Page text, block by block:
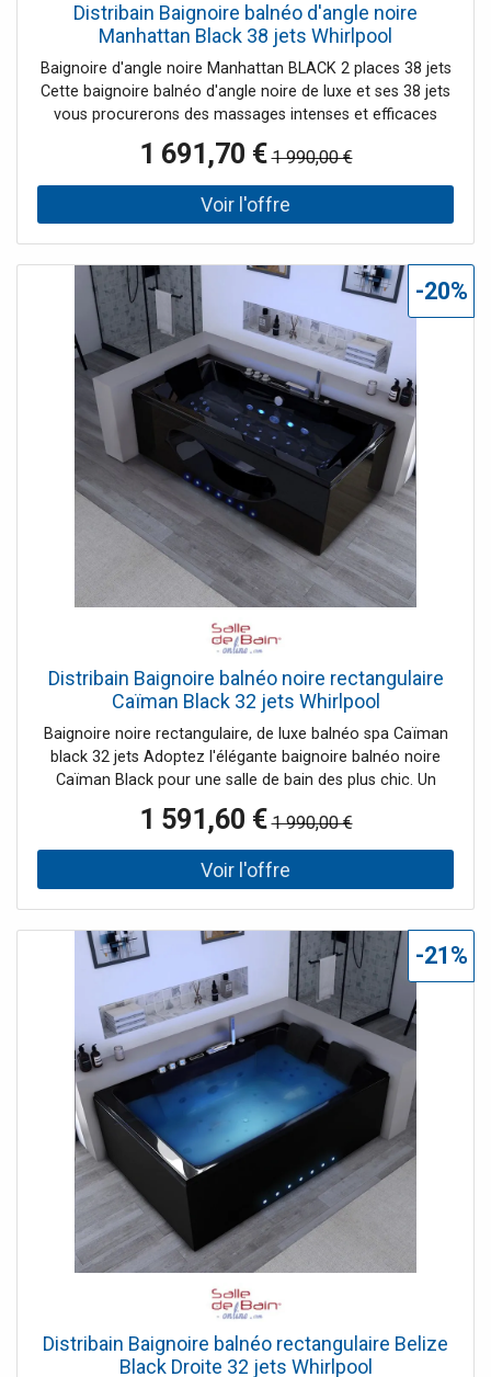
Distribain Baignoire balnéo d'angle noire
Manhattan Black 38 jets Whirlpool
Baignoire d'angle noire Manhattan BLACK 2 places 38 jets
Cette baignoire balnéo d'angle noire de luxe et ses 38 jets
vous procurerons des massages intenses et efficaces
façade lui donnent un style moderne et original. Donnez
du caractère à votre salle de bain avec cette baignoire
balnéo noire au look engagé. Le + : Le bac de rangement
de la baignoire d'angle noire vous permet de garder vos
main !
1 691,70 € 1 990,00 €
Distribain Baignoire balnéo noire rectangulaire
Caïman Black 32 jets Whirlpool
Baignoire noire rectangulaire, de luxe balnéo spa Caïman
black 32 jets Adoptez l'élégante baignoire balnéo noire
Caïman Black pour une salle de bain des plus chic. Un
32 jets d'hydromassage vous laissent le choix d'un
massage dynamisant ou relaxant selon vos envies, seul ou
en duo. Ambiancez votre salle de bain par la diffusion de
lumière des 2 Spots avec 3 couleurs mixées au travers du
destinées à lutter contre fatigue physique et psychique
par la chromothérapie. Le + : Son design ultra
contemporain de la baignoire balnéo noire Caïman ! Livrée
avec 3 tabliers afin de vous permettre de l'installer à votre
guise au milieu d'un mur, dans un angle gauche ou dans
un angle droit.
1 591,60 € 1 990,00 €
-20%
Distribain Baignoire balnéo rectangulaire Belize
Black Droite 32 jets Whirlpool
-21%